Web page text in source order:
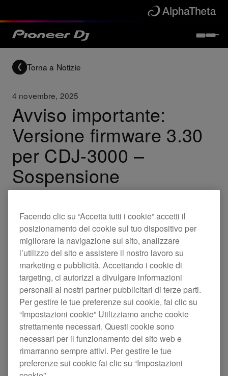
Torna a Notizie
4 novembre, 2025
Avviso importante:
Versione firmware 3.30
per CDJ-3000 –
Sospensione
temporanea della
distribuzione
Updates CDJ-3000
Grazie per il vostro continuo supporto al CDJ-
3000.
Siamo a conoscenza del fatto che alcuni utenti
hanno riscontrato problemi quali la mancata
visualizzazione delle playlist dopo
Facendo clic su “Accetta tutti i cookie” accetti il
posizionamento dei cookie sul tuo dispositivo per
migliorare la navigazione sul sito, analizzare
l’utilizzo del sito e assistere il nostro lavoro su
marketing e pubblicità. Accettando i cookie di
targeting, ci autorizzi a divulgare informazioni
personali ai nostri partner pubblicitari di terze parti.
Per gestire le tue preferenze sui cookie, fai clic su
“Impostazioni cookie” Utilizziamo anche cookie
strettamente necessari. Questi cookie sono
necessari per il funzionamento del sito web e
rimarranno sempre attivi. Per gestire le tue
preferenze sui cookie fai clic su “Impostazioni